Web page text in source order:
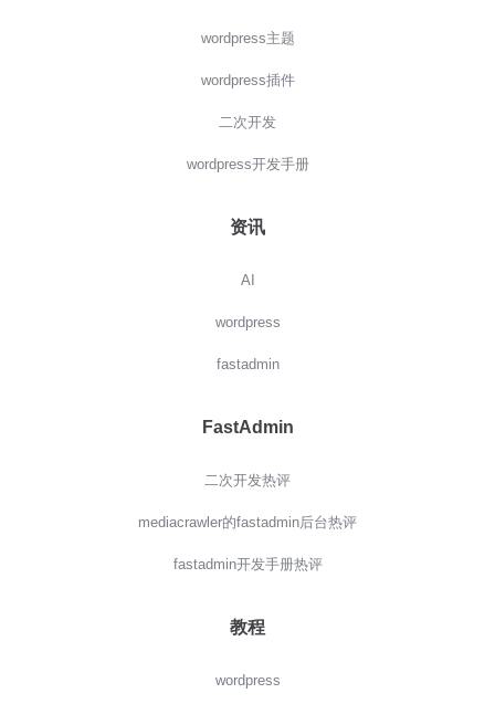
wordpress主题
wordpress插件
二次开发
wordpress开发手册
资讯
AI
wordpress
fastadmin
FastAdmin
二次开发热评
mediacrawler的fastadmin后台热评
fastadmin开发手册热评
教程
wordpress